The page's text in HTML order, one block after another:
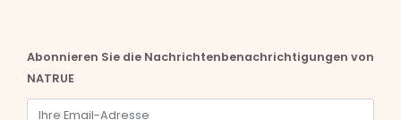
Abonnieren Sie die Nachrichtenbenachrichtigungen von
NATRUE